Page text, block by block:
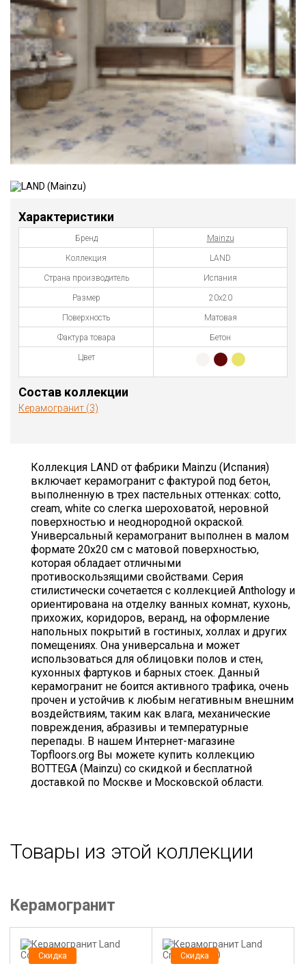
Характеристики
Бренд Mainzu
Коллекция LAND
Страна производитель Испания
Размер 20x20
Поверхность Матовая
Фактура товара Бетон
Цвет
Состав коллекции
Керамогранит (3)
Коллекция LAND от фабрики Mainzu (Испания)
включает керамогранит с фактурой под бетон,
выполненную в трех пастельных оттенках: cotto,
cream, white со слегка шероховатой, неровной
поверхностью и неоднородной окраской.
Универсальный керамогранит выполнен в малом
формате 20х20 см с матовой поверхностью,
которая обладает отличными
противоскользящими свойствами. Серия
стилистически сочетается с коллекцией Anthology и
ориентирована на отделку ванных комнат, кухонь,
прихожих, коридоров, веранд, на оформление
напольных покрытий в гостиных, холлах и других
помещениях. Она универсальна и может
использоваться для облицовки полов и стен,
кухонных фартуков и барных стоек. Данный
керамогранит не боится активного трафика, очень
прочен и устойчив к любым негативным внешним
воздействиям, таким как влага, механические
повреждения, абразивы и температурные
перепады. В нашем Интернет-магазине
Topfloors.org Вы можете купить коллекцию
BOTTEGA (Mainzu) со скидкой и бесплатной
доставкой по Москве и Московской области.
Товары из этой коллекции
Керамогранит
Скидка Скидка